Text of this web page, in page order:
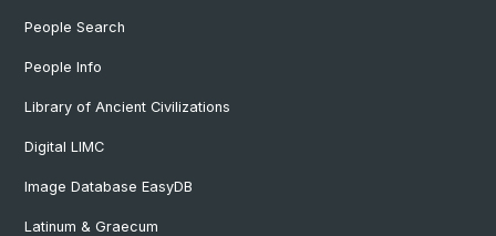
People Search
People Info
Library of Ancient Civilizations
Digital LIMC
Image Database EasyDB
Latinum & Graecum